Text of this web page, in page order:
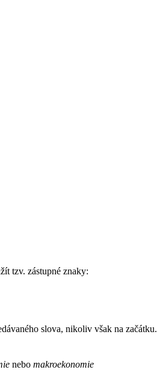
tzv. zástupné znaky:
slova, nikoliv však na začátku.
nebomakroekonomie